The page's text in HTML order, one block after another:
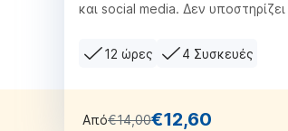
και social media. Δεν
12 ώρες 4 Συσκευές
Από€14,00€12,60